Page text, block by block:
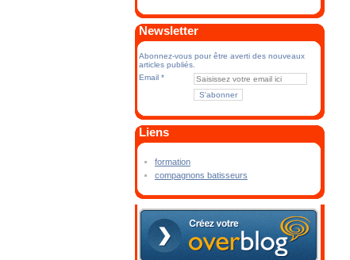
Newsletter
Abonnez-vous pour être averti des nouveaux
articles publiés.
Email
Liens
formation
compagnons batisseurs